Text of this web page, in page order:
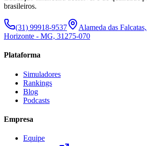
brasileiros.
(31) 99918-9537
Alameda das
Horizonte - MG, 31275-070
Plataforma
Simuladores
Rankings
Blog
Podcasts
Empresa
Equipe